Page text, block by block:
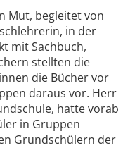
Mut, begleitet von
in der
mit Sachbuch,
stellten die
die Bücher vor
daraus vor. Herr
hatte vorab
in Gruppen
Grundschülern der